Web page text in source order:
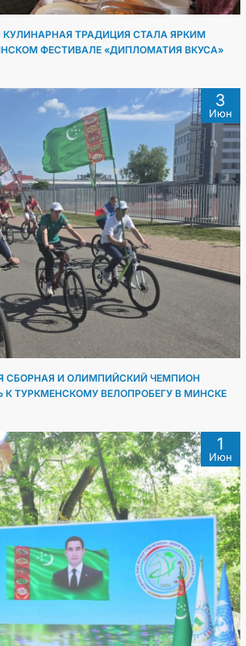
КУЛИНАРНАЯ ТРАДИЦИЯ СТАЛА ЯРКИМ
ФЕСТИВАЛЕ «ДИПЛОМАТИЯ ВКУСА»
3
Июн
СБОРНАЯ И ОЛИМПИЙСКИЙ ЧЕМПИОН
ТУРКМЕНСКОМУ ВЕЛОПРОБЕГУ В МИНСКЕ
1
Июн